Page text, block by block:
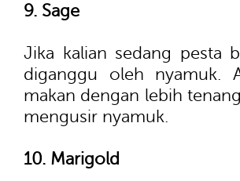
9. Sage
Jika kalian sedang pesta
diganggu oleh nyamuk.
makan dengan lebih
mengusir nyamuk.
10. Marigold